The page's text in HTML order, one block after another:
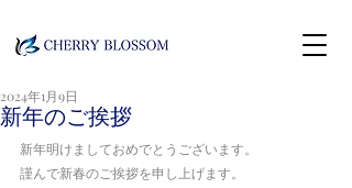
新年のご挨拶
2024年1月9日
新年明けましておめでとうございます。
謹んで新春のご挨拶を申し上げます。